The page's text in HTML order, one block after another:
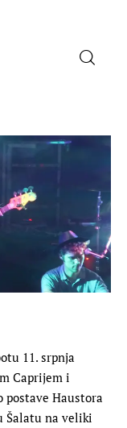
11. srpnja
Caprijem i
postave Haustora
Šalatu na veliki